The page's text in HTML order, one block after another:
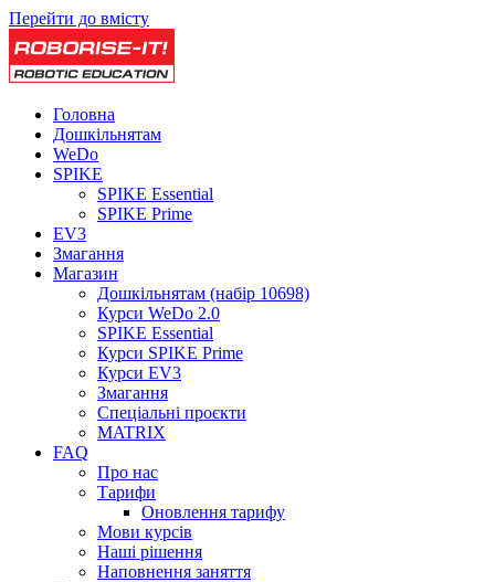
Перейти до вмісту
Головна
Дошкільнятам
WeDo
SPIKE
SPIKE Essential
SPIKE Prime
EV3
Змагання
Магазин
Дошкільнятам (набір 10698)
Курси WeDo 2.0
SPIKE Essential
Курси SPIKE Prime
Курси EV3
Змагання
Спеціальні проєкти
MATRIX
FAQ
Про нас
Тарифи
Оновлення тарифу
Мови курсів
Наші рішення
Наповнення заняття